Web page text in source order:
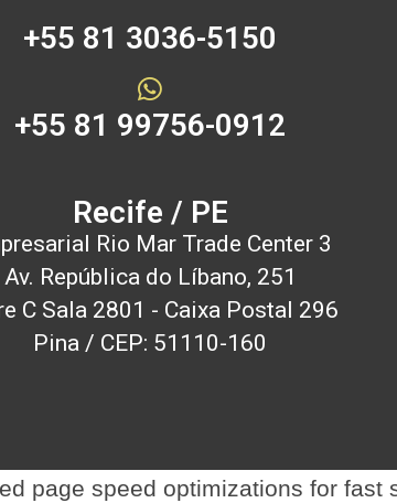
+55 81 3036-5150
+55 81 99756-0912
Recife / PE
Rio Mar Trade Center 3
Av. República do Líbano, 251
C Sala 2801 - Caixa Postal 296
Pina / CEP: 51110-160